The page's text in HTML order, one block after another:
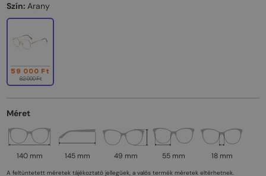
Szín: Arany
59 000 Ft
62 000 Ft
Méret
140 mm 145 mm 49 mm 55 mm 18 mm
A feltüntetett méretek tájékoztató jellegűek, a valós termék méretek eltérhetnek.